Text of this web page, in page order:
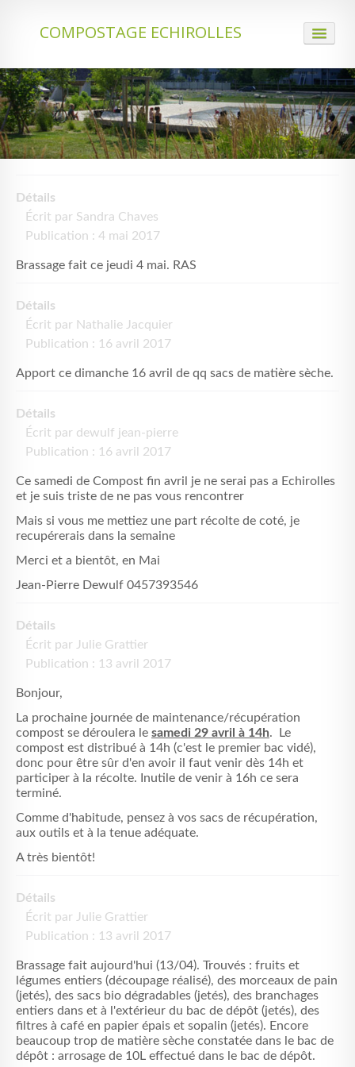
COMPOSTAGE ECHIROLLES
QUI NOUS SOMMES
LE COMPOSTAGE
Détails
Écrit par Sandra Chaves
Publication : 4 mai 2017
Brassage fait ce jeudi 4 mai. RAS
Détails
Écrit par Nathalie Jacquier
Publication : 16 avril 2017
Apport ce dimanche 16 avril de qq sacs de matière sèche.
Détails
Écrit par dewulf jean-pierre
Publication : 16 avril 2017
Ce samedi de Compost fin avril je ne serai pas a Echirolles
et je suis triste de ne pas vous rencontrer
Mais si vous me mettiez une part récolte de coté, je
recupérerais dans la semaine
Merci et a bientôt, en Mai
Jean-Pierre Dewulf 0457393546
Détails
Écrit par Julie Grattier
Publication : 13 avril 2017
Bonjour,
La prochaine journée de maintenance/récupération
compost se déroulera le samedi 29 avril à 14h. Le
compost est distribué à 14h (c'est le premier bac vidé),
donc pour être sûr d'en avoir il faut venir dès 14h et
participer à la récolte. Inutile de venir à 16h ce sera
terminé.
Comme d'habitude, pensez à vos sacs de récupération,
aux outils et à la tenue adéquate.
A très bientôt!
Détails
Écrit par Julie Grattier
Publication : 13 avril 2017
Brassage fait aujourd'hui (13/04). Trouvés : fruits et
légumes entiers (découpage réalisé), des morceaux de pain
(jetés), des sacs bio dégradables (jetés), des branchages
entiers dans et à l'extérieur du bac de dépôt (jetés), des
filtres à café en papier épais et sopalin (jetés). Encore
beaucoup trop de matière sèche constatée dans le bac de
dépôt : arrosage de 10L effectué dans le bac de dépôt.